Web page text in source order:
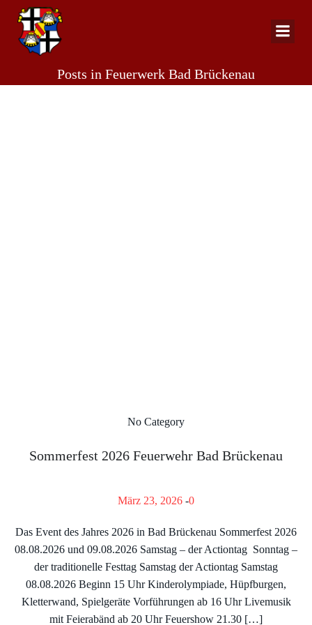
Posts in Feuerwerk Bad Brückenau
No Category
Sommerfest 2026 Feuerwehr Bad Brückenau
März 23, 2026 -0
Das Event des Jahres 2026 in Bad Brückenau Sommerfest 2026
08.08.2026 und 09.08.2026 Samstag – der Actiontag Sonntag –
der traditionelle Festtag Samstag der Actiontag Samstag
08.08.2026 Beginn 15 Uhr Kinderolympiade, Hüpfburgen,
Kletterwand, Spielgeräte Vorführungen ab 16 Uhr Livemusik
mit Feierabänd ab 20 Uhr Feuershow 21.30 […]